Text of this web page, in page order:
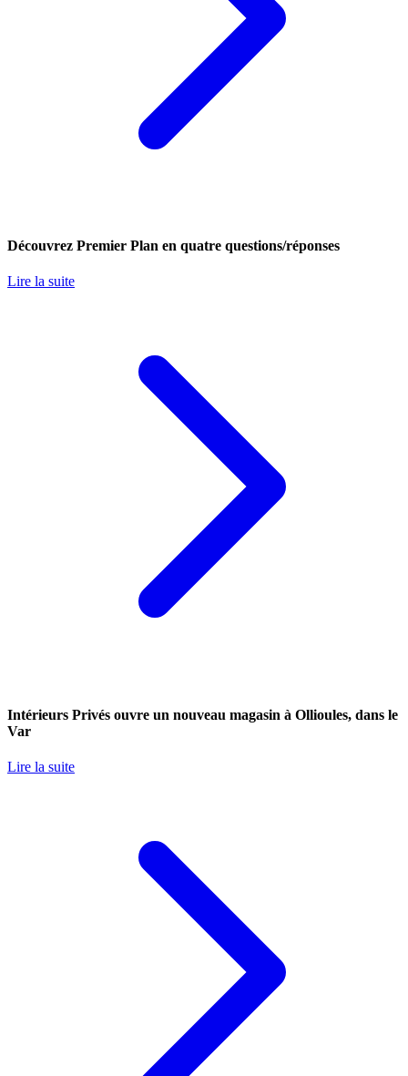
Découvrez Premier Plan en quatre questions/réponses
Lire la suite
Intérieurs Privés ouvre un nouveau magasin à Ollioules, dans le
Var
Lire la suite